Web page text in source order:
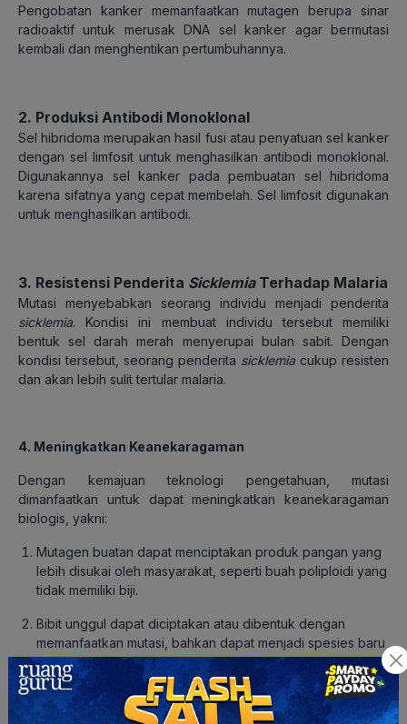
Pengobatan kanker memanfaatkan mutagen berupa sinar
radioaktif untuk merusak DNA sel kanker agar bermutasi
kembali dan menghentikan pertumbuhannya.
2. Produksi Antibodi Monoklonal
Sel hibridoma merupakan hasil fusi atau penyatuan sel kanker
dengan sel limfosit untuk menghasilkan antibodi monoklonal.
Digunakannya sel kanker pada pembuatan sel hibridoma
karena sifatnya yang cepat membelah. Sel limfosit digunakan
untuk menghasilkan antibodi.
3. Resistensi Penderita SicklemiaTerhadap Malaria
Mutasi menyebabkan seorang individu menjadi penderita
sicklemia. Kondisi ini membuat individu tersebut memiliki
bentuk sel darah merah menyerupai bulan sabit. Dengan
kondisi tersebut, seorang penderita sicklemia cukup resisten
dan akan lebih sulit tertular malaria.
4. Meningkatkan Keanekaragaman
Dengan kemajuan teknologi pengetahuan, mutasi
dimanfaatkan untuk dapat meningkatkan keanekaragaman
biologis, yakni:
Mutagen buatan dapat menciptakan produk pangan yang
lebih disukai oleh masyarakat, seperti buah poliploidi yang
tidak memiliki biji.
Bibit unggul dapat diciptakan atau dibentuk dengan
memanfaatkan mutasi, bahkan dapat menjadi spesies baru
yang memiliki sifat yang diinginkan (dengan kata lain
terjadi proses evolusi).
Selain memiliki beberapa manfaat, mutasi juga memiliki